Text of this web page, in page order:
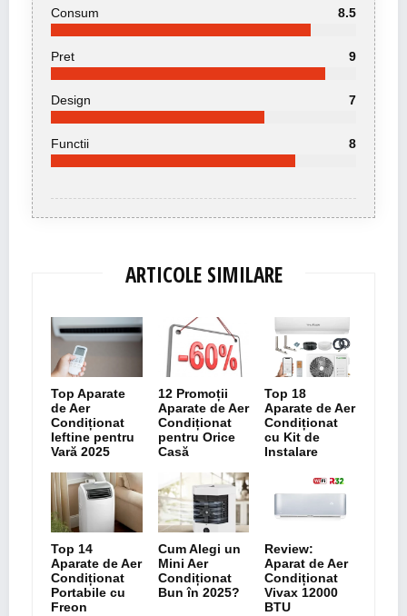
Consum 8.5
Pret 9
Design 7
Functii 8
ARTICOLE SIMILARE
Top Aparate
de Aer
Condiționat
Ieftine pentru
Vară 2025
12 Promoții
Aparate de Aer
Condiționat
pentru Orice
Casă
Top 18
Aparate de Aer
Condiționat
cu Kit de
Instalare
Top 14
Aparate de Aer
Condiționat
Portabile cu
Freon
Cum Alegi un
Mini Aer
Condiționat
Bun în 2025?
Review:
Aparat de Aer
Condiționat
Vivax 12000
BTU